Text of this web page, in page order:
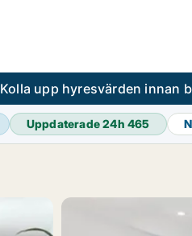
Kolla upp hyresvärden innan
Uppdaterade 24h465